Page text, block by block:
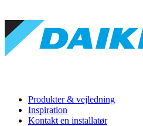
Produkter & vejledning
Inspiration
Kontakt en installatør